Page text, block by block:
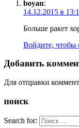
boyan:
14.12.2015 в
Больше ракет
Войдите, чтобы
Добавить
Для отправки
поиск
Search for: